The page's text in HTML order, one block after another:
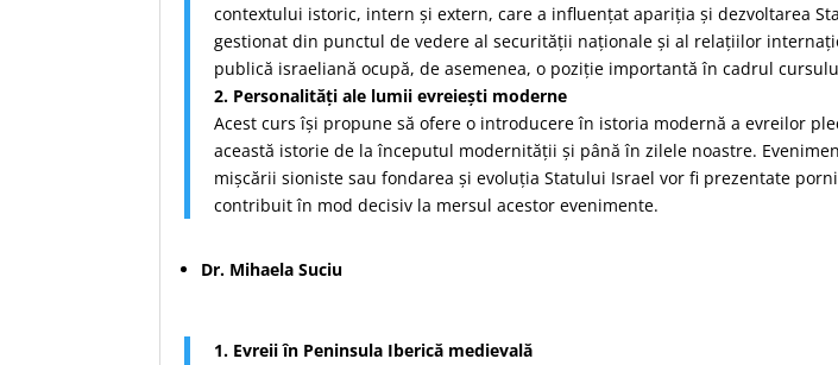
contextului istoric, intern și extern, care a influențat apariția și dezvoltarea
gestionat din punctul de vedere al securității naționale și al relațiilor
publică israeliană ocupă, de asemenea, o poziție importantă în cadrul
2. Personalități ale lumii evreiești moderne
Acest curs își propune să ofere o introducere în istoria modernă a evreilor
această istorie de la începutul modernității și până în zilele noastre.
mișcării sioniste sau fondarea și evoluția Statului Israel vor fi prezentate
contribuit în mod decisiv la mersul acestor evenimente.
Dr. Mihaela Suciu
1. Evreii în Peninsula Iberică medievală